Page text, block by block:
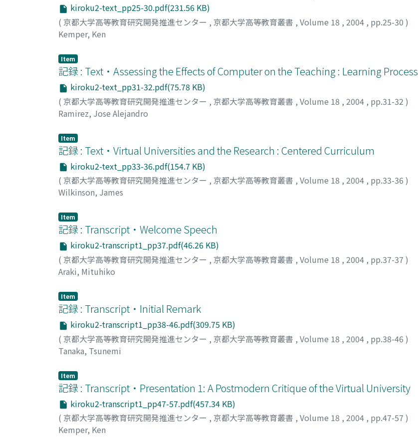
kiroku2-text_pp25-30.pdf(231.56 KB)
( 京都大学高等教育研究開発推進センター , 京都大学高等教育叢書 , Volume 18 , 2004 , pp.25-30 )
Kemper, Ken
Item
記録 : Text・Assessing the Effects of Computer on the Teaching : Learning Process
kiroku2-text_pp31-32.pdf(75.78 KB)
( 京都大学高等教育研究開発推進センター , 京都大学高等教育叢書 , Volume 18 , 2004 , pp.31-32 )
Ramirez, Jose Alejandro
Item
記録 : Text・Virtual Universities and the Research : Centered Curriculum
kiroku2-text_pp33-36.pdf(154.7 KB)
( 京都大学高等教育研究開発推進センター , 京都大学高等教育叢書 , Volume 18 , 2004 , pp.33-36 )
Wilkinson, James
Item
記録 : Transcript・Welcome Speech
kiroku2-transcript1_pp37.pdf(46.26 KB)
( 京都大学高等教育研究開発推進センター , 京都大学高等教育叢書 , Volume 18 , 2004 , pp.37-37 )
Araki, Mituhiko
Item
記録 : Transcript・Initial Remark
kiroku2-transcript1_pp38-46.pdf(309.75 KB)
( 京都大学高等教育研究開発推進センター , 京都大学高等教育叢書 , Volume 18 , 2004 , pp.38-46 )
Tanaka, Tsunemi
Item
記録 : Transcript・Presentation 1: A Postmodern Critique of the Virtual University
kiroku2-transcript1_pp47-57.pdf(457.34 KB)
( 京都大学高等教育研究開発推進センター , 京都大学高等教育叢書 , Volume 18 , 2004 , pp.47-57 )
Kemper, Ken